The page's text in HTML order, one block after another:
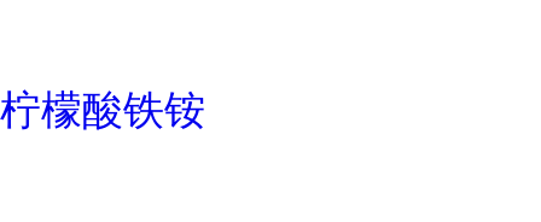
柠檬酸铁铵